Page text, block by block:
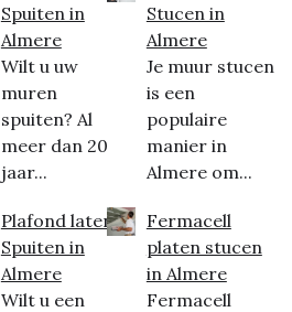
Spuiten in
Almere
Wilt u uw
muren
spuiten? Al
meer dan 20
jaar...
Plafond laten
Spuiten in
Almere
Wilt u een
Stucen in
Almere
Je muur stucen
is een
populaire
manier in
Almere om...
Fermacell
platen stucen
in Almere
Fermacell